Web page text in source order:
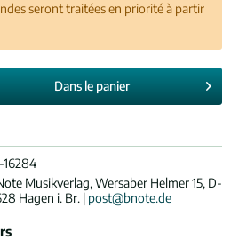
seront traitées en priorité à partir
Dans le panier
16284
Musikverlag, Wersaber Helmer 15, D-
Hagen i. Br. | post@bnote.de